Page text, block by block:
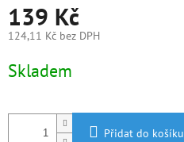
139 Kč
124,11 Kč bez DPH
cena:
Skladem
Přidat do košíku